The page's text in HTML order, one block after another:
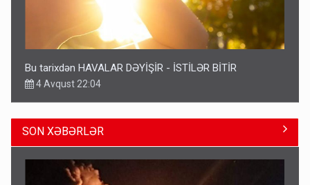
Bu tarixdən HAVALAR DƏYİŞİR - İSTİLƏR BİTİR
4 Avqust 22:04
SON XƏBƏRLƏR